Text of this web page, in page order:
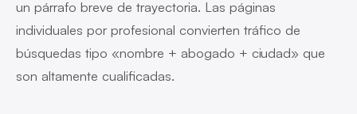
un párrafo breve de trayectoria. Las páginas
individuales por profesional convierten tráfico de
búsquedas tipo «nombre + abogado + ciudad» que
son altamente cualificadas.